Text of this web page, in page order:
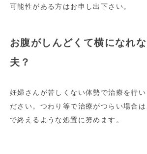
可能性がある方はお申し出下さい。
お腹がしんどくて横になれ
夫？
妊婦さんが苦しくない体勢で治療を行い
ださい。つわり等で治療がつらい場合
で終えるような処置に努めます。